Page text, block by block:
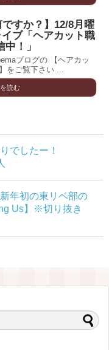
ですか？】12/8月曜
ブ「ヘアカット職
！」
ブログの 【ヘアカッ
をご覧下さい ...
読む
でしたー！
年初の東リベ部の
Us】※切り抜き